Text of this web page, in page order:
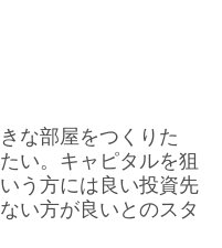
な部屋をつくりた
い。キャピタルを狙
う方には良い投資先
い方が良いとのスタ